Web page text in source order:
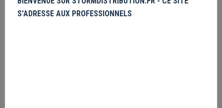
enregistrer
S'ADRESSE AUX PROFESSIONNELS